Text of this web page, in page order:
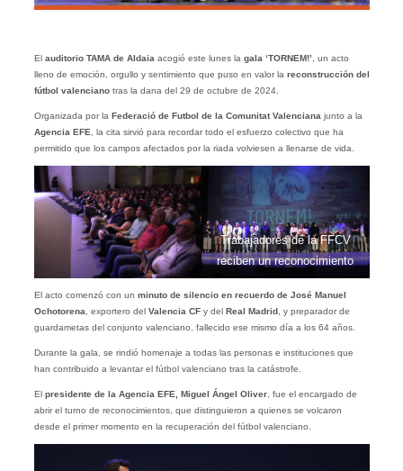
El auditorio TAMA de Aldaiaacogió este lunes la gala ‘TORNEM!’, un acto
lleno de emoción, orgullo y sentimiento que puso en valor la reconstrucción del
fútbol valencianotras la dana del 29 de octubre de 2024.
Organizada por la Federació de Futbol de la Comunitat Valencianajunto a la
Agencia EFE, la cita sirvió para recordar todo el esfuerzo colectivo que ha
permitido que los campos afectados por la riada volviesen a llenarse de vida.
Trabajadores de la FFCV
reciben un reconocimiento
El acto comenzó con un minuto de silencio en recuerdo de José Manuel
Ochotorena , exportero del Valencia CFy del Real Madrid, y preparador de
guardametas del conjunto valenciano, fallecido ese mismo día a los 64 años.
Durante la gala, se rindió homenaje a todas las personas e instituciones que
han contribuido a levantar el fútbol valenciano tras la catástrofe.
El presidente de la Agencia EFE, Miguel Ángel Oliver, fue el encargado de
abrir el turno de reconocimientos, que distinguieron a quienes se volcaron
desde el primer momento en la recuperación del fútbol valenciano.